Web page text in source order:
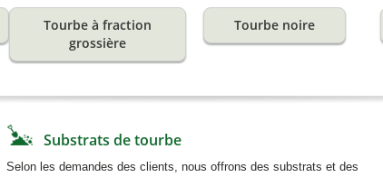
Tourbe à fraction
grossière
Tourbe noire
Substrats de tourbe
Selon les demandes des clients, nous offrons des substrats et des